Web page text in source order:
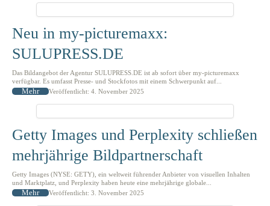
Neu in my-picturemaxx:
SULUPRESS.DE
Das Bildangebot der Agentur SULUPRESS.DE ist ab sofort über my-picturemaxx
verfügbar. Es umfasst Presse- und Stockfotos mit einem Schwerpunkt auf...
Mehr Veröffentlicht: 4. November 2025
Getty Images und Perplexity schließen
mehrjährige Bildpartnerschaft
Getty Images (NYSE: GETY), ein weltweit führender Anbieter von visuellen Inhalten
und Marktplatz, und Perplexity haben heute eine mehrjährige globale...
Mehr Veröffentlicht: 3. November 2025